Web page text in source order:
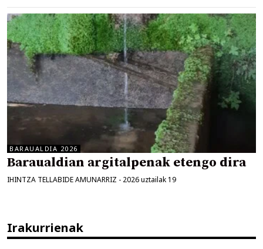
BARAUALDIA 2026
Baraualdian argitalpenak etengo dira
IHINTZA TELLABIDE AMUNARRIZ - 2026 uztailak 19
Irakurrienak